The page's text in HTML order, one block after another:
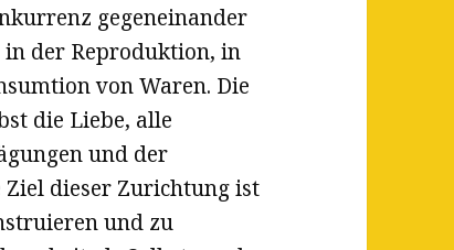
gegeneinander
der Reproduktion, in
von Waren. Die
die Liebe, alle
und der
dieser Zurichtung ist
und zu